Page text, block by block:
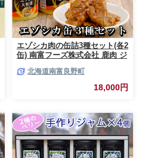
エゾシカ肉の缶詰3種セット(各2
缶) 南富フーズ株式会社 鹿肉 ジ
南富良野町 エゾシカ 缶詰 セッ
ト 詰合せ 肉の加工品 おかず お
北海道南富良野町
18,000円